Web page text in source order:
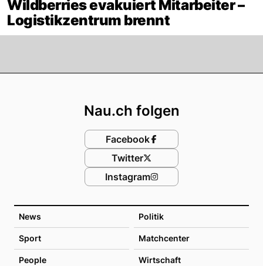
Wildberries evakuiert Mitarbeiter –
Logistikzentrum brennt
News Politik
Sport Matchcenter
People Wirtschaft
Nau.ch folgen
Facebook
Twitter
Instagram